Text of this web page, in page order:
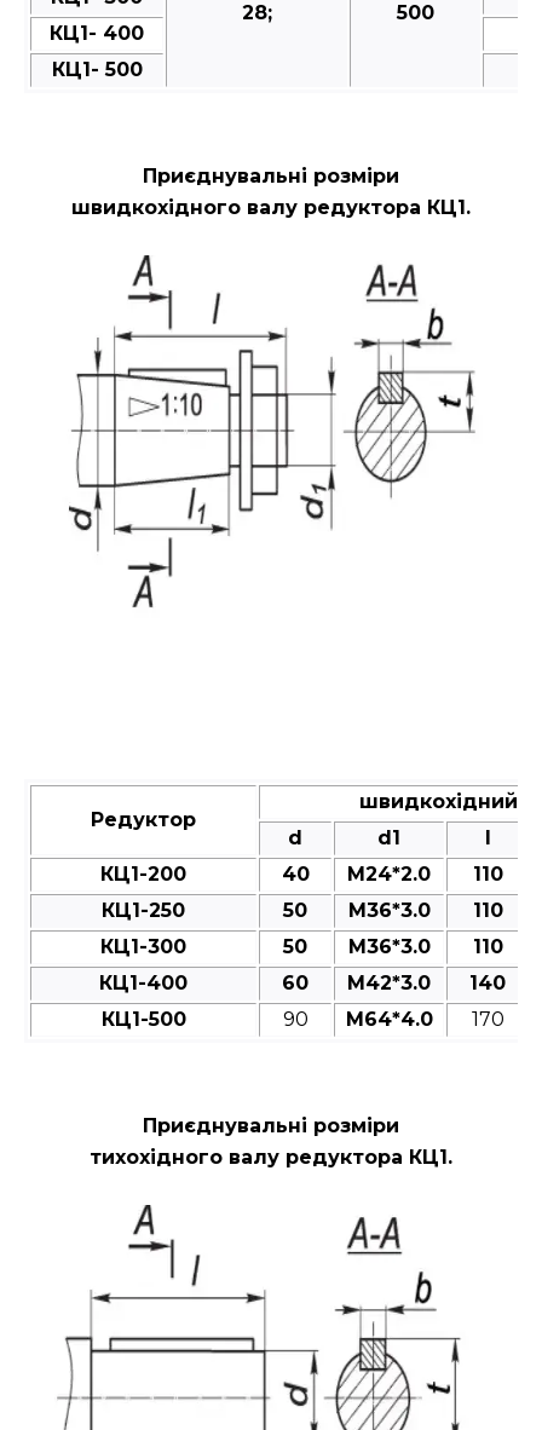
28; 500
КЦ1- 400
КЦ1- 500
Приєднувальні розміри
швидкохідного валу редуктора КЦ1.
Редуктор
швидкохідний
d
d1
l
КЦ1-200
40 M24*2.0
110
КЦ1-250
50 M36*3.0
110
КЦ1-300
50 M36*3.0
110
КЦ1-400
60 M42*3.0
140
КЦ1-500
90 M64*4.0 170
Приєднувальні розміри
тихохідного валу редуктора КЦ1.